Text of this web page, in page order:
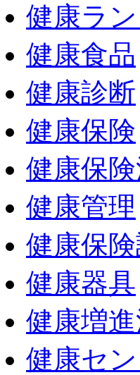
健康ラ
健康食品
健康診断
健康保険
健康保
健康管理
健康保
健康器具
健康増
健康セ